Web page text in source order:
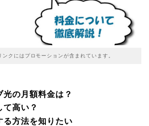
ンクにはプロモーションが含まれています。
光の月額料金は？
て高い？
る方法を知りたい